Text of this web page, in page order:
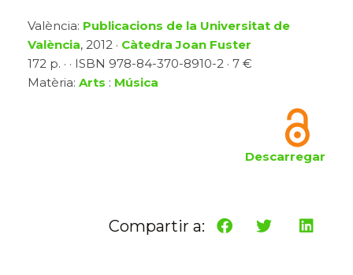
València: Publicacions de la Universitat de
València, 2012 · Càtedra Joan Fuster
172 p. · · ISBN 978-84-370-8910-2 · 7 €
Matèria: Arts : Música
Descarregar
Compartir a: